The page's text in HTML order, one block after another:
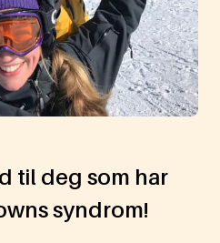
til deg som har
syndrom!